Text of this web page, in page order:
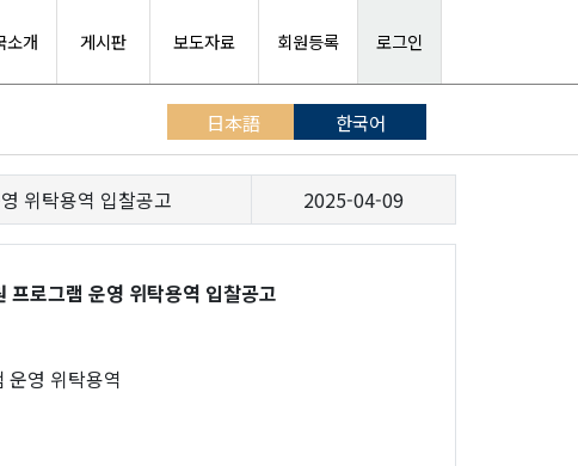
소개 게시판 보도자료 회원등록 로그인
日本語 한국어
위탁용역 입찰공고 2025-04-09
로그램 운영 위탁용역 입찰공고
운영 위탁용역